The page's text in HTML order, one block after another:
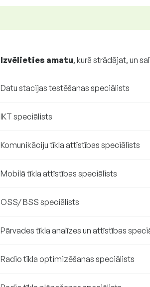
Izvēlieties amatu, kurā strādājat, un
Datu stacijas testēšanas speciālists
IKT speciālists
Komunikāciju tīkla attīstības speciālists
Mobilā tīkla attīstības speciālists
OSS/ BSS speciālists
Pārvades tīkla analīzes un attīstības
Radio tīkla optimizēšanas speciālists